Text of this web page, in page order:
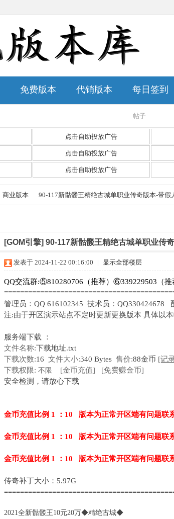
免费版本 代销版本 每日签到
帖子
搜
点击自助投放广告
点击自助投放广告
点击自助投放广告
商业版本
›
90-117新骷髅王精绝古城单职业传奇版本-带假
[GOM引擎] 90-117新骷髅王精绝古城单职业传
发表于 2024-11-22 00:16:00 | 显示全部楼层
QQ交流群:⑤810280706（推荐）⑥339229503（
管理员：QQ 616102345 技术员：QQ330424678
注:由于开区演示站点不定时更新更换版本 具体以
服务端下载 ：
文件名称:下载地址.txt
下载次数:16 文件大小:340 Bytes 售价:88金币 [记
下载权限: 不限 [金币充值]
[免费赚金币]
安全检测，请放心下载
金币充值比例 1 ：10 版本为正常开区端有问题联
金币充值比例 1 ：10 版本为正常开区端有问题联
金币充值比例 1 ：10 版本为正常开区端有问题联
传奇补丁大小：5.97G
2021全新骷髅王10元20万◆精绝古城◆